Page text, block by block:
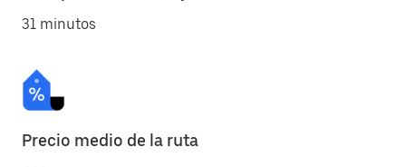
31 minutos
Precio medio de la ruta